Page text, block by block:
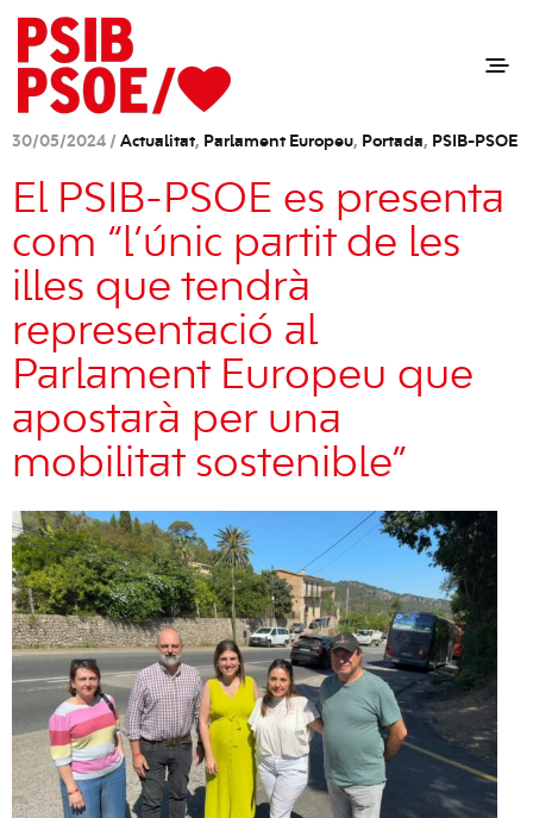
30/05/2024 / Actualitat, Parlament Europeu, Portada, PSIB-PSOE
El PSIB-PSOE es presenta
com “l’únic partit de les
illes que tendrà
representació al
Parlament Europeu que
apostarà per una
mobilitat sostenible”